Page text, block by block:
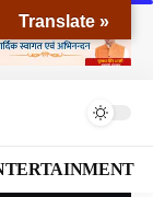
Translate »